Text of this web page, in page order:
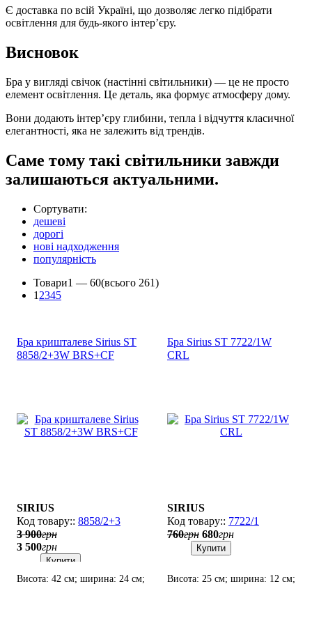
Є доставка по всій Україні, що дозволяє легко підібрати
освітлення для будь-якого інтер’єру.
Висновок
Бра у вигляді свічок (настінні світильники) — це не просто
елемент освітлення. Це деталь, яка формує атмосферу дому.
Вони додають інтер’єру глибини, тепла і відчуття класичної
елегантності, яка не залежить від трендів.
Саме тому такі світильники завжди
залишаються актуальними.
Сортувати:
дешеві
дорогі
нові надходження
популярність
Товари1 — 60(всього 261)
1 2345
Бра кришталеве Sirius ST
8858/2+3W BRS+CF
SIRIUS
8858/2+3
3 900грн
3 500грн
Купити
Висота: 42 см; ширина: 24 см;
Бра Sirius SТ 7722/1W
CRL
SIRIUS
7722/1
760грн 680грн
Купити
Висота: 25 см; ширина: 12 см;